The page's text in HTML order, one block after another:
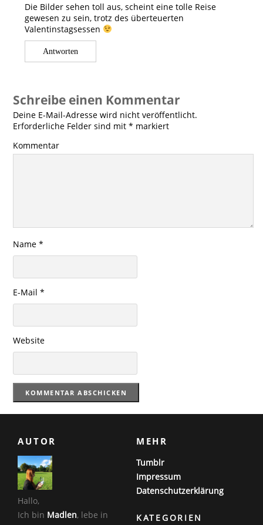
Die Bilder sehen toll aus, scheint eine tolle Reise
gewesen zu sein, trotz des überteuerten
Valentinstagsessen
Antworten
Schreibe einen Kommentar
Deine E-Mail-Adresse wird nicht veröffentlicht.
Erforderliche Felder sind mit* markiert
Kommentar
Name*
E-Mail*
Website
AUTOR
Hallo,
Ich bin Madlen, lebe in
MEHR
Tumblr
Impressum
Datenschutzerklärung
KATEGORIEN